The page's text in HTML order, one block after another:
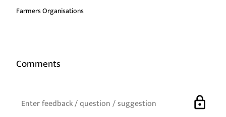
Farmers Organisations
Comments
lock